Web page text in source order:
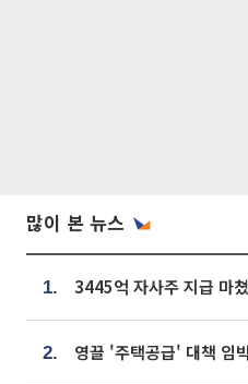
많이 본 뉴스
1.
2.